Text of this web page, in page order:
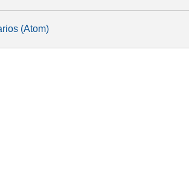
(Atom)